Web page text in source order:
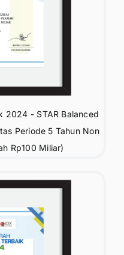
2024 - STAR Balanced
Periode 5 Tahun Non
Rp100 Miliar)